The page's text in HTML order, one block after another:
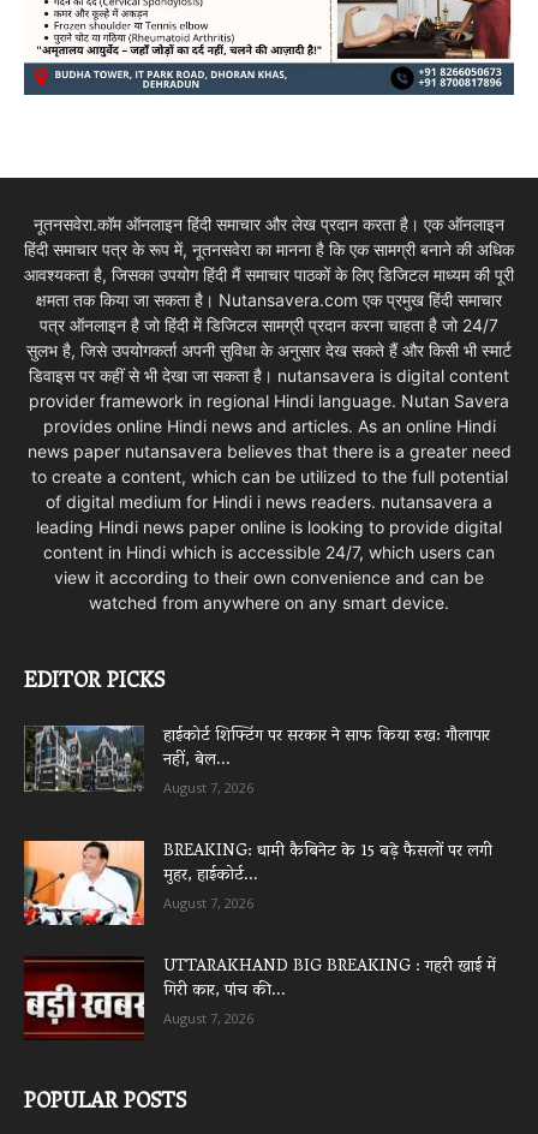
नूतनसवेरा.कॉम ऑनलाइन हिंदी समाचार और लेख प्रदान करता है। एक ऑनलाइन
हिंदी समाचार पत्र के रूप में, नूतनसवेरा का मानना है कि एक सामग्री बनाने की अधिक
आवश्यकता है, जिसका उपयोग हिंदी मैं समाचार पाठकों के लिए डिजिटल माध्यम की पूरी
क्षमता तक किया जा सकता है। Nutansavera.com एक प्रमुख हिंदी समाचार
पत्र ऑनलाइन है जो हिंदी में डिजिटल सामग्री प्रदान करना चाहता है जो 24/7
सुलभ है, जिसे उपयोगकर्ता अपनी सुविधा के अनुसार देख सकते हैं और किसी भी स्मार्ट
डिवाइस पर कहीं से भी देखा जा सकता है। nutansavera is digital content
provider framework in regional Hindi language. Nutan Savera
provides online Hindi news and articles. As an online Hindi
news paper nutansavera believes that there is a greater need
to create a content, which can be utilized to the full potential
of digital medium for Hindi i news readers. nutansavera a
leading Hindi news paper online is looking to provide digital
content in Hindi which is accessible 24/7, which users can
view it according to their own convenience and can be
watched from anywhere on any smart device.
EDITOR PICKS
हाईकोर्ट शिफ्टिंग पर सरकार ने साफ किया रुख: गौलापार
नहीं, बेल...
August 7, 2026
BREAKING: धामी कैबिनेट के 15 बड़े फैसलों पर लगी
मुहर, हाईकोर्ट...
August 7, 2026
UTTARAKHAND BIG BREAKING : गहरी खाई में
गिरी कार, पांच की...
August 7, 2026
POPULAR POSTS